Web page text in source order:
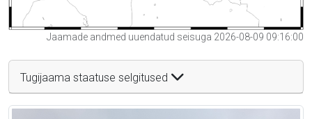
Jaamade andmed uuendatud seisuga 2026-08-09 09:16:00
Tugijaama staatuse selgitused